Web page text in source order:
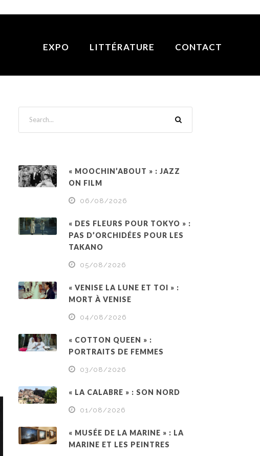
EXPO LITTÉRATURE CONTACT
« MOOCHIN’ABOUT » : JAZZ
ON FILM
06/08/2026
« DES FLEURS POUR TOKYO » :
PAS D’ORCHIDÉES POUR LES
TAKANO
05/08/2026
« VENISE LA LUNE ET TOI » :
MORT À VENISE
04/08/2026
« COTTON QUEEN » :
PORTRAITS DE FEMMES
03/08/2026
« LA CALABRE » : SON NORD
01/08/2026
« MUSÉE DE LA MARINE » : LA
MARINE ET LES PEINTRES